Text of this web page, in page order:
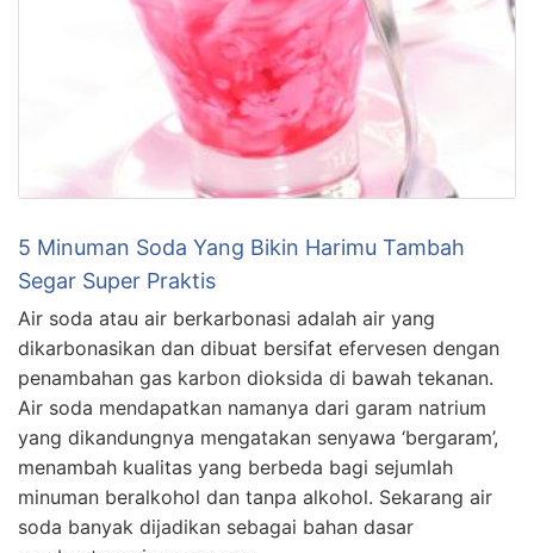
5 Minuman Soda Yang Bikin Harimu Tambah
Segar Super Praktis
Air soda atau air berkarbonasi adalah air yang
dikarbonasikan dan dibuat bersifat efervesen dengan
penambahan gas karbon dioksida di bawah tekanan.
Air soda mendapatkan namanya dari garam natrium
yang dikandungnya mengatakan senyawa ‘bergaram’,
menambah kualitas yang berbeda bagi sejumlah
minuman beralkohol dan tanpa alkohol. Sekarang air
soda banyak dijadikan sebagai bahan dasar